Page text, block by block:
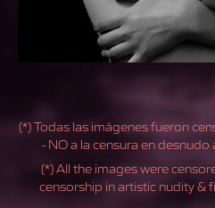
(*) Todas las imágenes fueron
- NO a la censura en
(*) All the images were
censorship in artistic nudity &